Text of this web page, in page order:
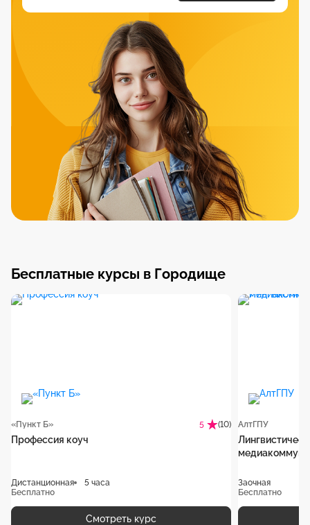
Бесплатные курсы в Городище
«Пункт Б» 5 (10)
Профессия коуч
Дистанционная
5 часа
Бесплатно
Смотреть курс
АлтГПУ
Заочная
Бесплатно